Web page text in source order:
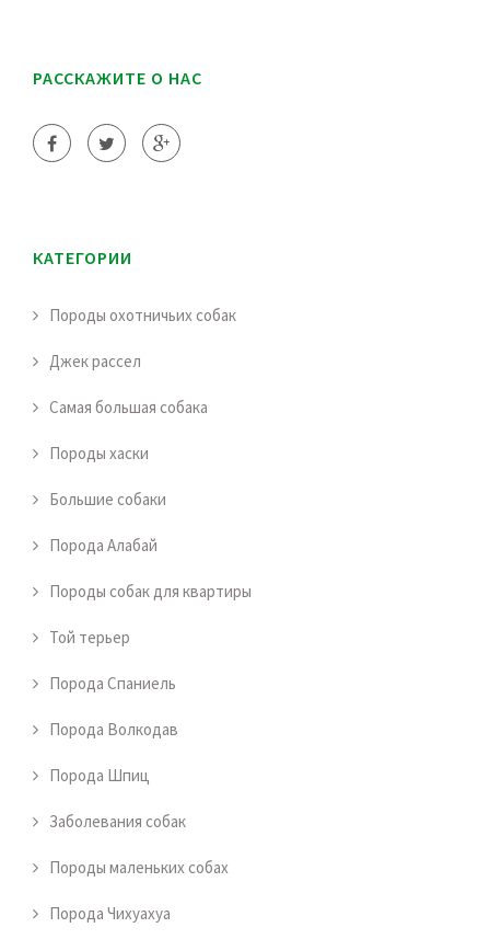
РАССКАЖИТЕ О НАС
КАТЕГОРИИ
Породы охотничьих собак
Джек рассел
Самая большая собака
Породы хаски
Большие собаки
Порода Алабай
Породы собак для квартиры
Той терьер
Порода Спаниель
Порода Волкодав
Порода Шпиц
Заболевания собак
Породы маленьких собах
Порода Чихуахуа